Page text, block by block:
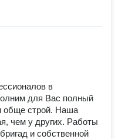
в
для Вас полный
обще строй. Наша
чем у других. Работы
и собственной